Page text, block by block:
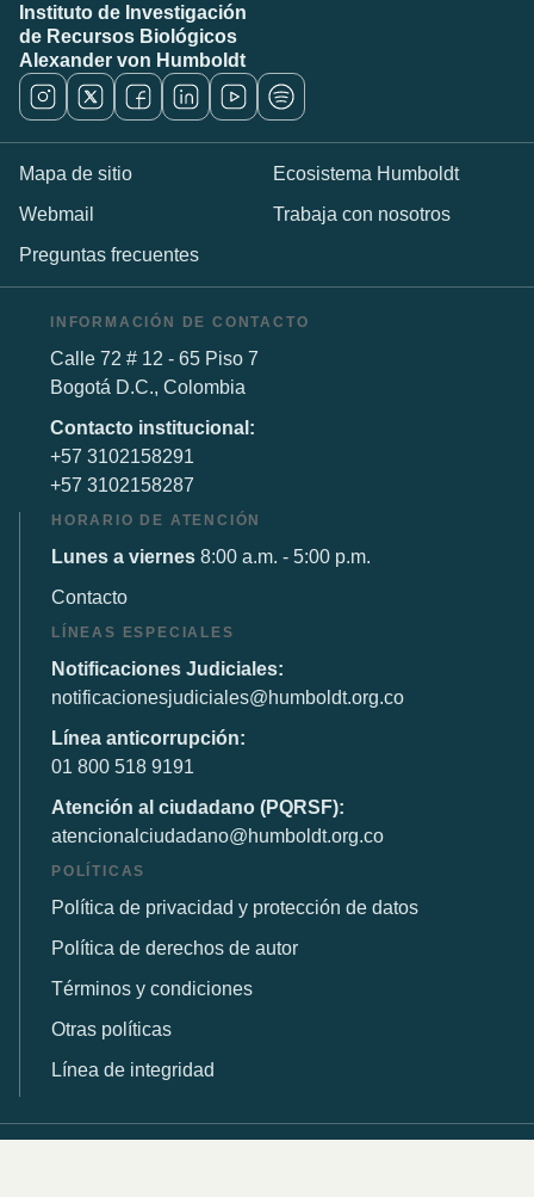
Instituto de Investigación
de Recursos Biológicos
Alexander von Humboldt
Mapa de sitio
Ecosistema Humboldt
Webmail
Trabaja con nosotros
Preguntas frecuentes
INFORMACIÓN DE CONTACTO
Calle 72 # 12 - 65 Piso 7
Bogotá D.C., Colombia
Contacto institucional:
+57 3102158291
+57 3102158287
HORARIO DE ATENCIÓN
Lunes a viernes 8:00 a.m. - 5:00 p.m.
Contacto
LÍNEAS ESPECIALES
Notificaciones Judiciales:
notificacionesjudiciales@humboldt.org.co
Línea anticorrupción:
01 800 518 9191
Atención al ciudadano (PQRSF):
atencionalciudadano@humboldt.org.co
POLÍTICAS
Política de privacidad y protección de datos
Política de derechos de autor
Términos y condiciones
Otras políticas
Línea de integridad